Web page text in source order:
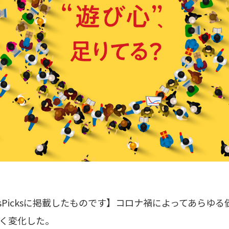
に掲載したものです】コロナ禍によってあらゆ
変化した。